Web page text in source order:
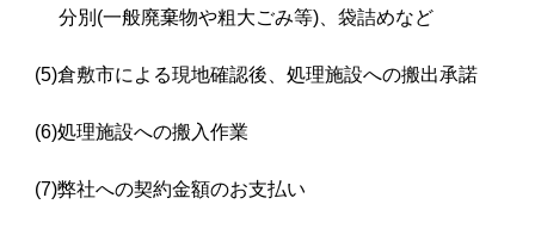
分別(一般廃棄物や粗大ごみ等)、袋詰めなど
(5)倉敷市による現地確認後、処理施設への搬出承諾
(6)処理施設への搬入作業
(7)弊社への契約金額のお支払い